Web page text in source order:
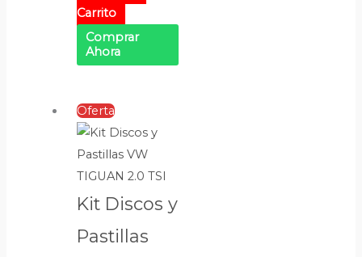
Carrito
Comprar
Ahora
Oferta
Kit Discos y
Pastillas